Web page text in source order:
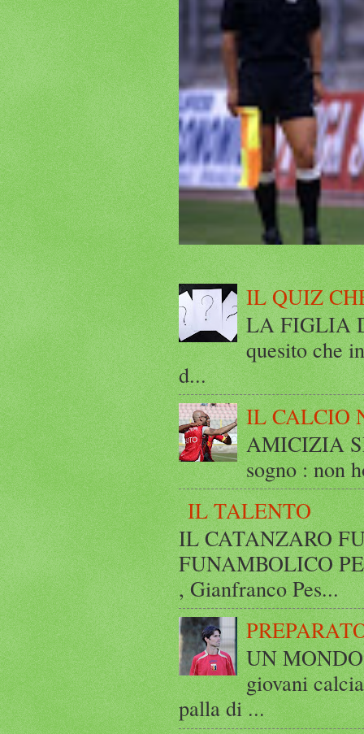
IL QUIZ
LA FIGLIA
quesito che
d...
IL CALCIO
AMICIZIA
sogno : non
IL TALENTO
IL CATANZARO
FUNAMBOLICO
, Gianfranco Pes...
UN
giovani
palla di ...